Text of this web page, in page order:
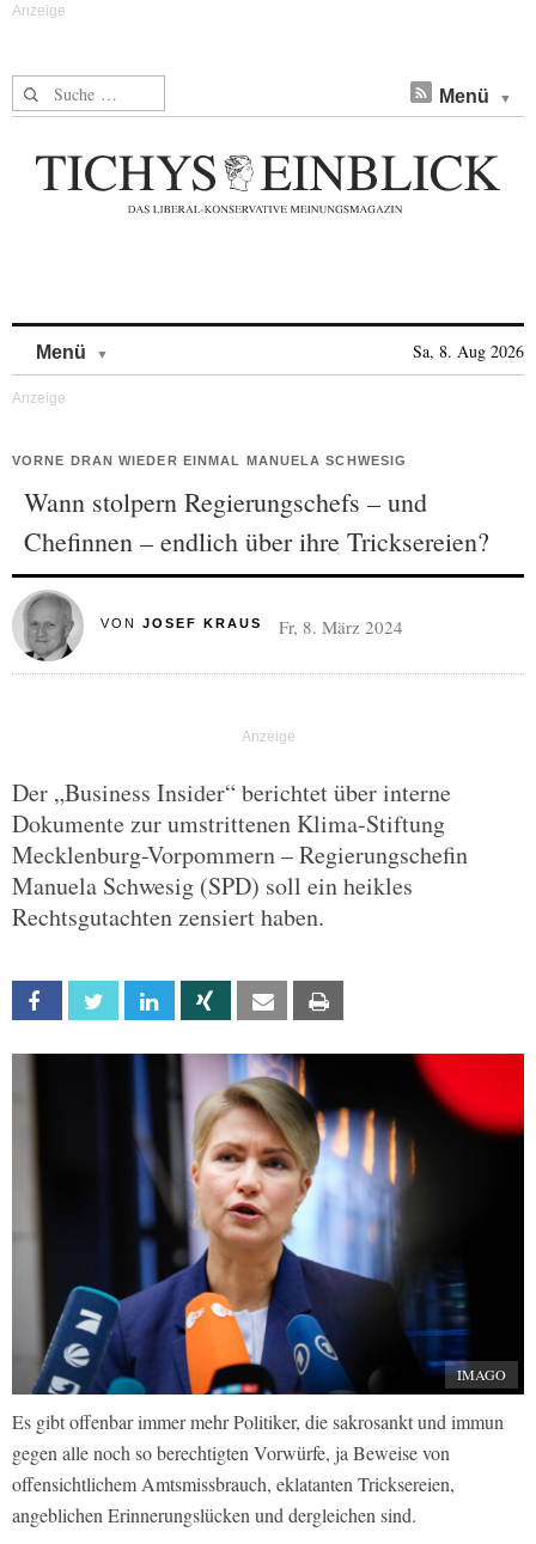
Suche nach: Menü
Menü Sa, 8. Aug 2026
VORNE DRAN WIEDER EINMAL MANUELA SCHWESIG
Wann stolpern Regierungschefs – und
Chefinnen – endlich über ihre Tricksereien?
VON JOSEF KRAUS Fr, 8. März 2024
Der „Business Insider“ berichtet über interne
Dokumente zur umstrittenen Klima-Stiftung
Mecklenburg-Vorpommern – Regierungschefin
Manuela Schwesig (SPD) soll ein heikles
Rechtsgutachten zensiert haben.
Facebook Twitter Linkedin Xing Email
IMAGO
Es gibt offenbar immer mehr Politiker, die sakrosankt und immun
gegen alle noch so berechtigten Vorwürfe, ja Beweise von
offensichtlichem Amtsmissbrauch, eklatanten Tricksereien,
angeblichen Erinnerungslücken und dergleichen sind.